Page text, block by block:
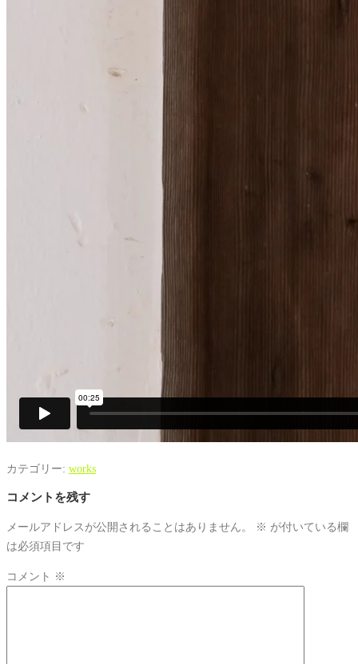
カテゴリー: works
コメントを残す
メールアドレスが公開されることはありません。 ※ が付いている欄
は必須項目です
コメント ※